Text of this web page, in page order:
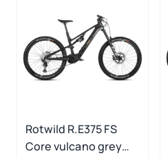
Rotwild R.E375 FS
Core vulcano grey